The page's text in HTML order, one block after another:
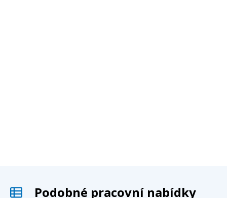
Podobné pracovní nabídky